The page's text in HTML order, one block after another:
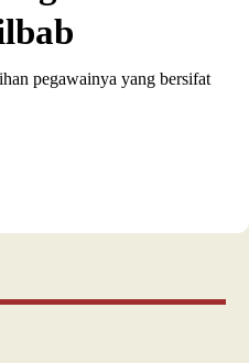
pegawainya yang bersifat